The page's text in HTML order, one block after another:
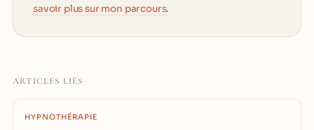
savoir plus sur mon parcours.
ARTICLES LIÉS
HYPNOTHÉRAPIE